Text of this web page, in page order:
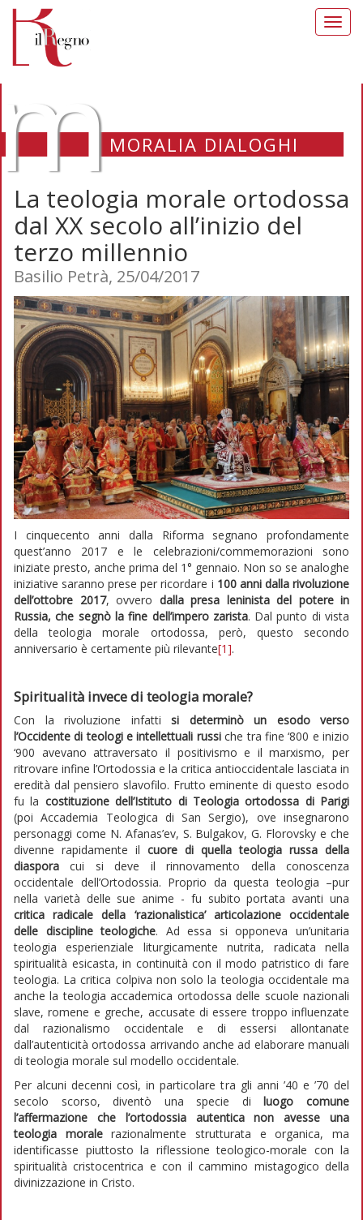
MORALIA DIALOGHI
La teologia morale ortodossa
dal XX secolo all’inizio del
terzo millennio
Basilio Petrà, 25/04/2017
I cinquecento anni dalla Riforma segnano profondamente
quest’anno 2017 e le celebrazioni/commemorazioni sono
iniziate presto, anche prima del 1° gennaio. Non so se analoghe
iniziative saranno prese per ricordare i 100 anni dalla rivoluzione
dell’ottobre 2017, ovvero dalla presa leninista del potere in
Russia, che segnò la fine dell’impero zarista. Dal punto di vista
della teologia morale ortodossa, però, questo secondo
anniversario è certamente più rilevante[1].
Spiritualità invece di teologia morale?
Con la rivoluzione infatti si determinò un esodo verso
l’Occidente di teologi e intellettuali russiche tra fine ‘800 e inizio
‘900 avevano attraversato il positivismo e il marxismo, per
ritrovare infine l’Ortodossia e la critica antioccidentale lasciata in
eredità dal pensiero slavofilo. Frutto eminente di questo esodo
fu la costituzione dell’Istituto di Teologia ortodossa di Parigi
(poi Accademia Teologica di San Sergio), ove insegnarono
personaggi come N. Afanas’ev, S. Bulgakov, G. Florovsky e che
divenne rapidamente il cuore di quella teologia russa della
diaspora cui si deve il rinnovamento della conoscenza
occidentale dell’Ortodossia. Proprio da questa teologia –pur
nella varietà delle sue anime - fu subito portata avanti una
critica radicale della ‘razionalistica’ articolazione occidentale
delle discipline teologiche. Ad essa si opponeva un’unitaria
teologia esperienziale liturgicamente nutrita, radicata nella
spiritualità esicasta, in continuità con il modo patristico di fare
teologia. La critica colpiva non solo la teologia occidentale ma
anche la teologia accademica ortodossa delle scuole nazionali
slave, romene e greche, accusate di essere troppo influenzate
dal razionalismo occidentale e di essersi allontanate
dall’autenticità ortodossa arrivando anche ad elaborare manuali
di teologia morale sul modello occidentale.
Per alcuni decenni così, in particolare tra gli anni ’40 e ’70 del
secolo scorso, diventò una specie diluogo comune
l’affermazione che l’ortodossia autentica non avesse una
teologia moralerazionalmente strutturata e organica, ma
identificasse piuttosto la riflessione teologico-morale con la
spiritualità cristocentrica e con il cammino mistagogico della
divinizzazione in Cristo.